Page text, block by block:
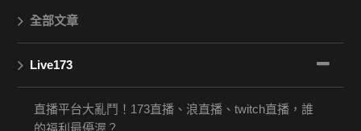
全部文章
Live173
直播平台大亂鬥！173直播、浪直播、twitch直播，誰
的福利最優渥？